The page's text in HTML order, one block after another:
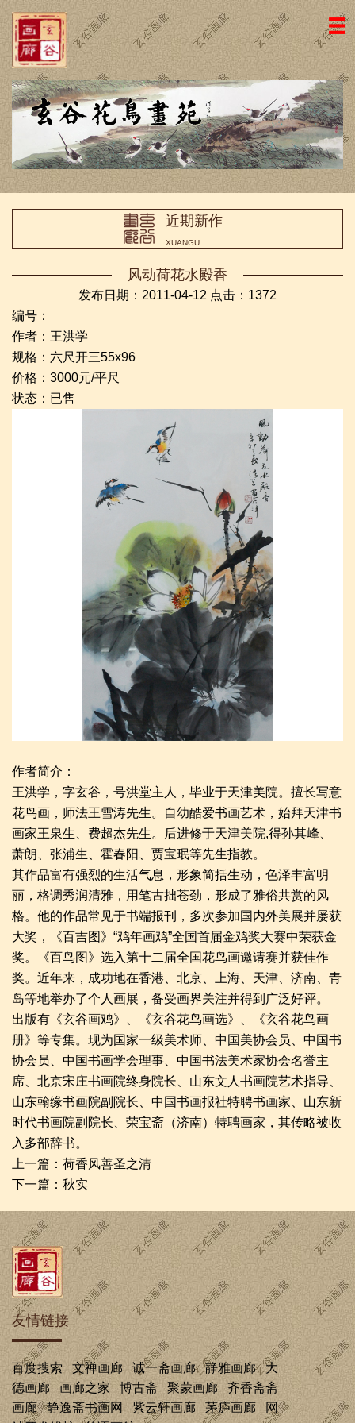
网站主页
画廊简介
名家国画
近期新作
名家书法
访客留言
近期新作
XUANGU
风动荷花水殿香
发布日期：2011-04-12 点击： 1372
编号：
作者：王洪学
规格：六尺开三55x96
价格：3000元/平尺
状态：已售
作者简介：
王洪学，字玄谷，号洪堂主人，毕业于天津美院。擅长写意
花鸟画，师法王雪涛先生。自幼酷爱书画艺术，始拜天津书
画家王泉生、费超杰先生。后进修于天津美院,得孙其峰、
萧朗、张浦生、霍春阳、贾宝珉等先生指教。
其作品富有强烈的生活气息，形象简括生动，色泽丰富明
丽，格调秀润清雅，用笔古拙苍劲，形成了雅俗共赏的风
格。他的作品常见于书端报刊，多次参加国内外美展并屡获
大奖，《百吉图》“鸡年画鸡”全国首届金鸡奖大赛中荣获金
奖。《百鸟图》选入第十二届全国花鸟画邀请赛并获佳作
奖。近年来，成功地在香港、北京、上海、天津、济南、青
岛等地举办了个人画展，备受画界关注并得到广泛好评。
出版有《玄谷画鸡》、《玄谷花鸟画选》、《玄谷花鸟画
册》等专集。现为国家一级美术师、中国美协会员、中国书
协会员、中国书画学会理事、中国书法美术家协会名誉主
席、北京宋庄书画院终身院长、山东文人书画院艺术指导、
山东翰缘书画院副院长、中国书画报社特聘书画家、山东新
时代书画院副院长、荣宝斋（济南）特聘画家，其传略被收
入多部辞书。
上一篇： 荷香风善圣之清
下一篇： 秋实
友情链接
百度搜索 文禅画廊 诚一斋画廊 静雅画廊
大
德画廊
画廊之家 博古斋 聚蒙画廊
齐香斋斋
画廊
静逸斋书画网 紫云轩画廊 茅庐画廊
网